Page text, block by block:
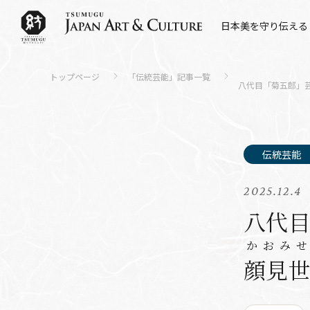
日本美を守り伝え
トップページ 「伝統芸能」記事一覧
八代目「菊五郎」
2025.12.4
八代
顔見
かおみせ